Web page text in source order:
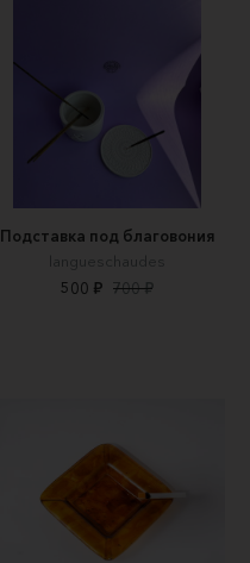
Подставка под благовония
langueschaudes
500 ₽ 700 ₽